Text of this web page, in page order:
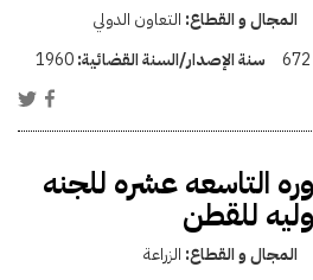
المجال و القطاع: التعاون الدولي
672 سنة الإصدار/السنة القضائية:1960
التاسعه عشره للجنه
للقطن
المجال و القطاع: الزراعة